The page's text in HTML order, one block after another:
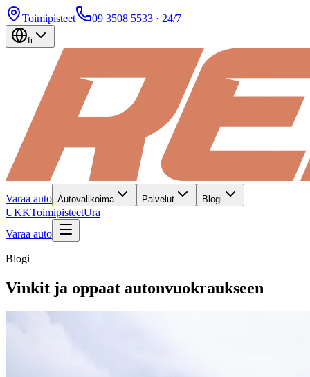
Toimipisteet 09 3508 5533 · 24/7
fi
Varaa auto Autovalikoima Palvelut Blogi
UKKToimipisteetUra
Varaa auto
Blogi
Vinkit ja oppaat autonvuokraukseen